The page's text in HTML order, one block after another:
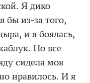
Я дико
бы из-за того,
и я боялась,
Но все
сидела моя
нравилось. И я